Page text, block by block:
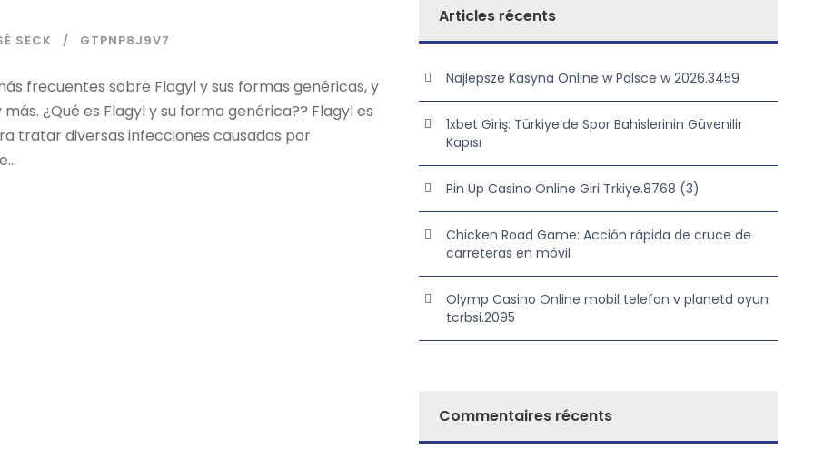
SECK GTPNP8J9V7
frecuentes sobre Flagyl y sus formas genéricas, y
¿Qué es Flagyl y su forma genérica?? Flagyl es
tratar diversas infecciones causadas por
Articles récents
Najlepsze Kasyna Online w Polsce w 2026.3459
1xbet Giriş: Türkiye’de Spor Bahislerinin Güvenilir
Kapısı
Pin Up Casino Online Giri Trkiye.8768 (3)
Chicken Road Game: Acción rápida de cruce de
carreteras en móvil
Olymp Casino Online mobil telefon v planetd oyun
tcrbsi.2095
Commentaires récents